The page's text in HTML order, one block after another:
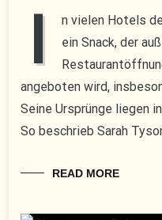
I
n vielen Hotels
ein Snack, der
angeboten wird,
Seine Ursprünge liegen
So beschrieb Sarah
READ MORE